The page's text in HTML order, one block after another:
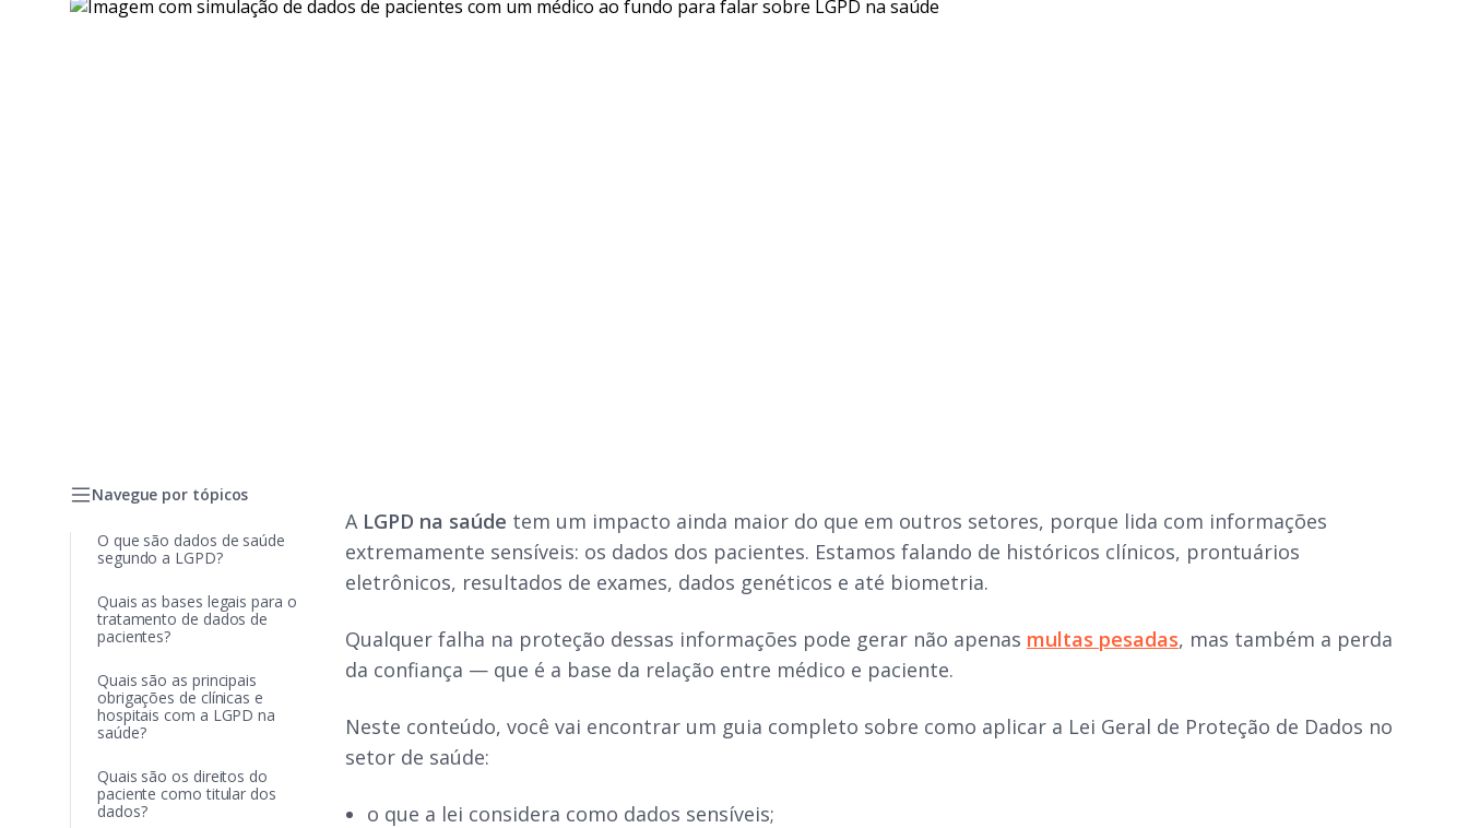
Navegue por tópicos
O que são dados de saúde
segundo a LGPD?
Quais as bases legais para o
tratamento de dados de
pacientes?
Quais são as principais
obrigações de clínicas e
hospitais com a LGPD na
saúde?
Quais são os direitos do
paciente como titular dos
dados?
A LGPD na saúde tem um impacto ainda maior do que em outros setores, porque lida com informações
extremamente sensíveis: os dados dos pacientes. Estamos falando de históricos clínicos, prontuários
eletrônicos, resultados de exames, dados genéticos e até biometria.
Qualquer falha na proteção dessas informações pode gerar não apenas multas pesadas, mas também a perda
da confiança — que é a base da relação entre médico e paciente.
Neste conteúdo, você vai encontrar um guia completo sobre como aplicar a Lei Geral de Proteção de Dados no
setor de saúde:
o que a lei considera como dados sensíveis;